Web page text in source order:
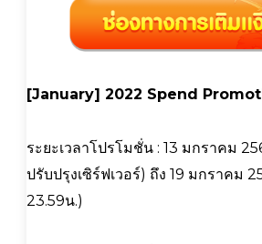
[January] 2022 Spend
ระยะเวลาโปรโมชั่น : 13 มกราคม
ปรับปรุงเซิร์ฟเวอร์) ถึง 19 มกราคม
23.59น.)